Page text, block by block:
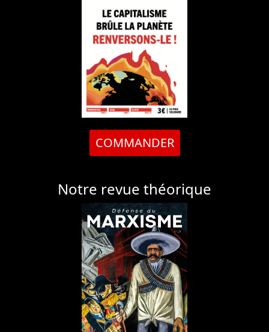
COMMANDER
Notre revue théorique